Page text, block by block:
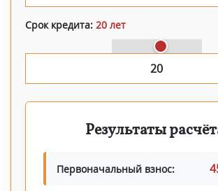
Срок кредита: 20 лет
Результаты
Первоначальный взнос: